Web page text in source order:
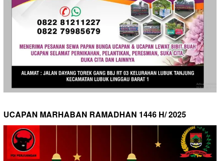
UCAPAN MARHABAN RAMADHAN 1446 H/ 2025